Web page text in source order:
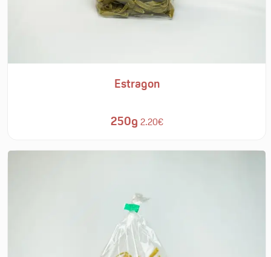
Estragon
250g 2.20€